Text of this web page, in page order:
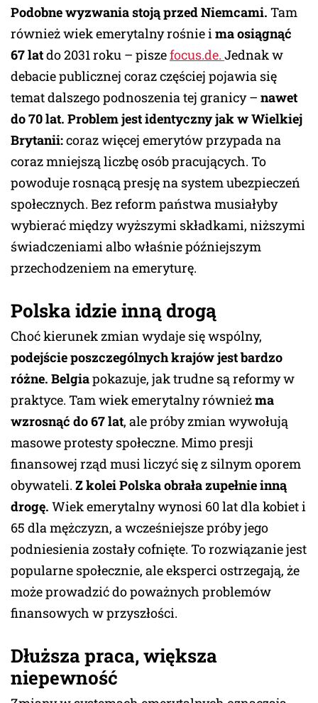
Podobne wyzwania stoją przed Niemcami. Tam
również wiek emerytalny rośnie ima osiągnąć
67 latdo 2031 roku – piszefocus.de. Jednak w
debacie publicznej coraz częściej pojawia się
temat dalszego podnoszenia tej granicy – nawet
do 70 lat. Problem jest identyczny jak w Wielkiej
Brytanii:coraz więcej emerytów przypada na
coraz mniejszą liczbę osób pracujących. To
powoduje rosnącą presję na system ubezpieczeń
społecznych. Bez reform państwa musiałyby
wybierać między wyższymi składkami, niższymi
świadczeniami albo właśnie późniejszym
przechodzeniem na emeryturę.
Polska idzie inną drogą
Choć kierunek zmian wydaje się wspólny,
podejście poszczególnych krajów jest bardzo
różne. Belgiapokazuje, jak trudne są reformy w
praktyce. Tam wiek emerytalny równieżma
wzrosnąć do 67 lat, ale próby zmian wywołują
masowe protesty społeczne. Mimo presji
finansowej rząd musi liczyć się z silnym oporem
obywateli. Z kolei Polska obrała zupełnie inną
drogę. Wiek emerytalny wynosi 60 lat dla kobiet i
65 dla mężczyzn, a wcześniejsze próby jego
podniesienia zostały cofnięte. To rozwiązanie jest
popularne społecznie, ale eksperci ostrzegają, że
może prowadzić do poważnych problemów
finansowych w przyszłości.
Dłuższa praca, większa
niepewność